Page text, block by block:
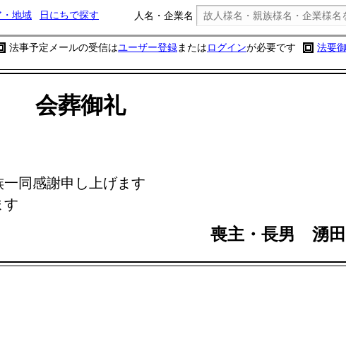
・地域 日にちで探す 人名・企業名
法要
法事予定メールの受信はユーザー登録またはログインが必要です
会葬御礼
同感謝申し上げます
す
喪主・長男 湧